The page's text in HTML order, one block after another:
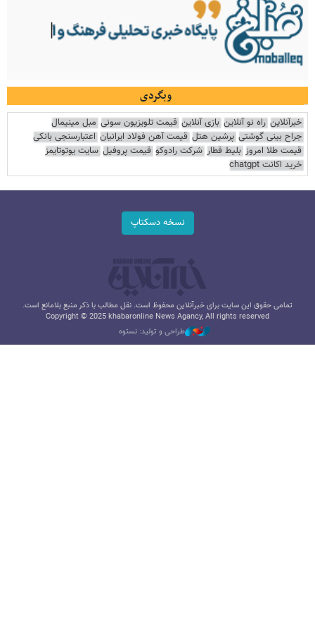
وبگردی
خبرآنلاین راه نو آنلاین بازی آنلاین قیمت تلویزیون سونی مبل مینیمال
جراح بینی گوشتی پرشین هتل قیمت آهن فولاد ایرانیان اعتبارسنجی بانکی
قیمت طلا امروز بلیط قطار شرکت رادوکو قیمت پروفیل سایت یوتوتایمز
خرید اکانت chatgpt
نسخه دسکتاپ
تمامی حقوق این سایت برای خبرآنلاین محفوظ است. نقل مطالب با ذکر منبع بلامانع است.
Copyright © 2025 khabaronline News Agancy, All rights reserved
طراحی و تولید: نستوه